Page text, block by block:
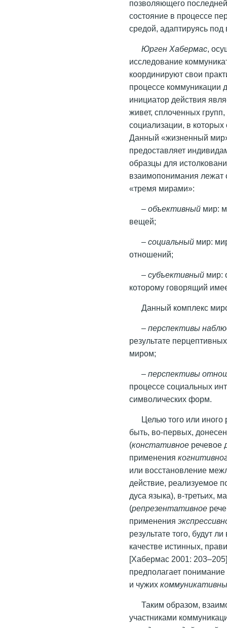
позволяющего
состояние в процессе
средой, адаптируясь
Юрген Хабермас,
исследование
координируют свои
процессе коммуникации
инициатор действия
живет, сплоченных
социализации, в
Данный «жизненный мир»
предоставляет
образцы для
взаимопонимания лежат
«тремя мирами»:
–объективный мир:
вещей;
–социальный мир:
отношений;
–субъективный мир:
которому говорящий
Данный комплекс
–перспективы
результате
миром;
–перспективы
процессе социальных
символических форм.
Целью того или иного
быть, во-первых,
(констативное речевое
применения
или восстановление
действие, реализуемое
дуса языка), в-третьих,
(репрезентативное
применения
результате того, будут
качестве истинных,
[Хабермас 2001:
предполагает
и чужих
Таким образом,
участниками